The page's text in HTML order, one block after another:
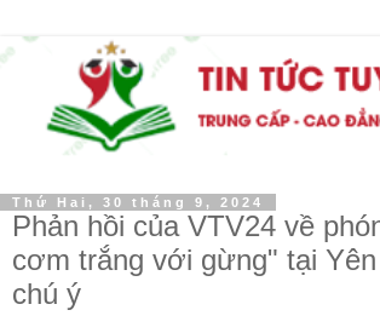
Thứ Hai, 30 tháng 9, 2024
Phản hồi của VTV24 về
cơm trắng với gừng" tại
chú ý